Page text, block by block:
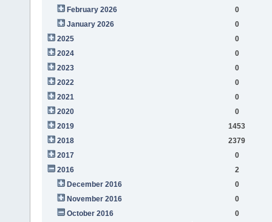
February 2026
0
January 2026
0
2025
0
2024
0
2023
0
2022
0
2021
0
2020
0
2019
1453
2018
2379
2017
0
2016
2
December 2016
0
November 2016
0
October 2016
0